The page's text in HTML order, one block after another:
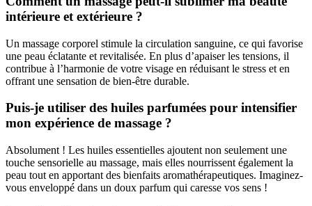
intérieure et extérieure ?
Un massage corporel stimule la circulation sanguine, ce qui favorise
une peau éclatante et revitalisée. En plus d’apaiser les tensions, il
contribue à l’harmonie de votre visage en réduisant le stress et en
offrant une sensation de bien-être durable.
Puis-je utiliser des huiles parfumées pour intensifier
mon expérience de massage ?
Absolument ! Les huiles essentielles ajoutent non seulement une
touche sensorielle au massage, mais elles nourrissent également la
peau tout en apportant des bienfaits aromathérapeutiques. Imaginez-
vous enveloppé dans un doux parfum qui caresse vos sens !